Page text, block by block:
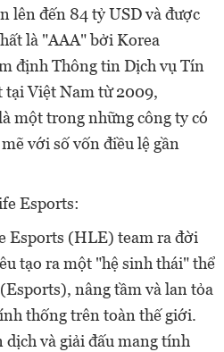
lên đến 84 tỷ USD và được
là "AAA" bởi Korea
định Thông tin Dịch vụ Tín
tại Việt Nam từ 2009,
một trong những công ty có
với số vốn điều lệ gần
Esports:
Esports (HLE) team ra đời
tạo ra một "hệ sinh thái" thể
nâng tầm và lan tỏa
thống trên toàn thế giới.
và giải đấu mang tính